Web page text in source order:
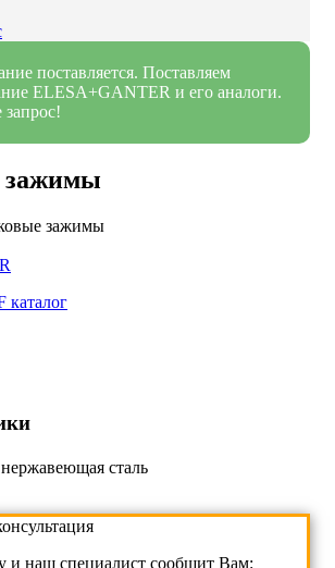
поставляется. Поставляем
ELESA+GANTER и его аналоги.
запрос!
каталог
нержавеющая сталь
и наш специалист сообщит Вам: